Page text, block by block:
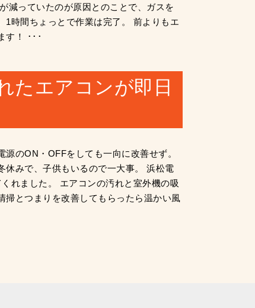
減っていたのが原因とのことで、ガスを
1時間ちょっとで作業は完了。 前よりもエ
す！ ･･･
エアコンが即日
のON・OFFをしても一向に改善せず。
休みで、子供もいるので一大事。 浜松電
れました。 エアコンの汚れと室外機の吸
とつまりを改善してもらったら温かい風